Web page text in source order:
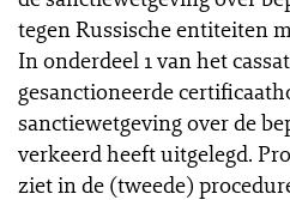
tegen Russische entiteiten
In onderdeel 1 van het
gesanctioneerde
sanctiewetgeving over de
verkeerd heeft uitgelegd.
ziet in de (tweede)